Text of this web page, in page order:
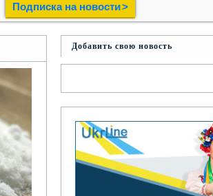
Подпиcка на новости>
Добавить свою новость